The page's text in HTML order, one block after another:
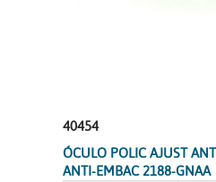
40454
ÓCULO POLIC AJUST
ANTI-EMBAC 2188-GNAA